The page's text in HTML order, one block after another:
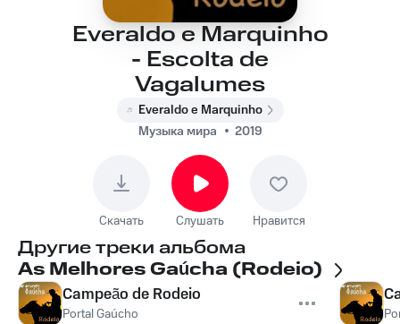
Everaldo e Marquinho
- Escolta de
Vagalumes
Everaldo e Marquinho
Музыка мира
2019
Скачать Слушать Нравится
Другие треки альбома
As Melhores Gaúcha (Rodeio)
Campeão de Rodeio
Portal Gaúcho